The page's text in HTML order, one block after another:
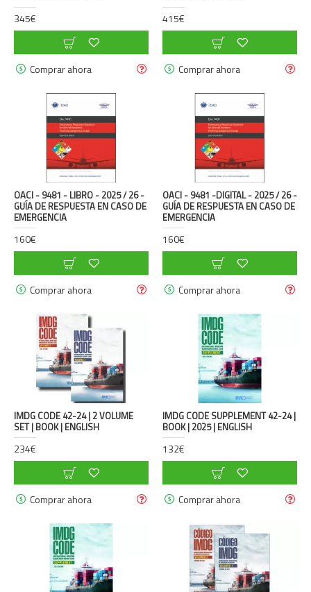
345€
Comprar ahora
415€
Comprar ahora
OACI - 9481 - LIBRO - 2025 / 26 -
GUÍA DE RESPUESTA EN CASO DE
EMERGENCIA
160€
Comprar ahora
OACI - 9481 -DIGITAL - 2025 / 26 -
GUÍA DE RESPUESTA EN CASO DE
EMERGENCIA
160€
Comprar ahora
IMDG CODE 42-24 | 2 VOLUME
SET | BOOK | ENGLISH
234€
Comprar ahora
IMDG CODE SUPPLEMENT 42-24 |
BOOK | 2025 | ENGLISH
132€
Comprar ahora